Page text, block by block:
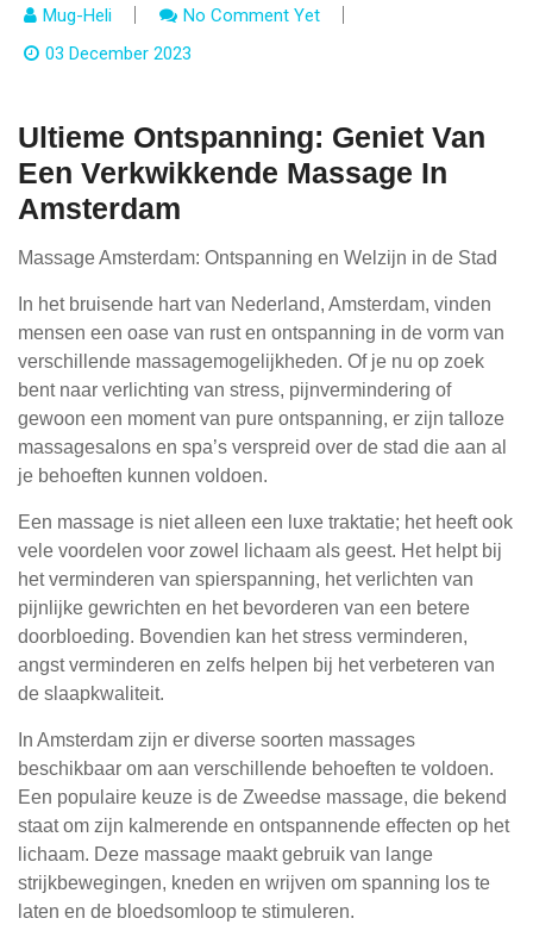
Mug-Heli
No Comment Yet
03 December 2023
Ultieme Ontspanning: Geniet Van
Een Verkwikkende Massage In
Amsterdam
Massage Amsterdam: Ontspanning en Welzijn in de Stad
In het bruisende hart van Nederland, Amsterdam, vinden
mensen een oase van rust en ontspanning in de vorm van
verschillende massagemogelijkheden. Of je nu op zoek
bent naar verlichting van stress, pijnvermindering of
gewoon een moment van pure ontspanning, er zijn talloze
massagesalons en spa’s verspreid over de stad die aan al
je behoeften kunnen voldoen.
Een massage is niet alleen een luxe traktatie; het heeft ook
vele voordelen voor zowel lichaam als geest. Het helpt bij
het verminderen van spierspanning, het verlichten van
pijnlijke gewrichten en het bevorderen van een betere
doorbloeding. Bovendien kan het stress verminderen,
angst verminderen en zelfs helpen bij het verbeteren van
de slaapkwaliteit.
In Amsterdam zijn er diverse soorten massages
beschikbaar om aan verschillende behoeften te voldoen.
Een populaire keuze is de Zweedse massage, die bekend
staat om zijn kalmerende en ontspannende effecten op het
lichaam. Deze massage maakt gebruik van lange
strijkbewegingen, kneden en wrijven om spanning los te
laten en de bloedsomloop te stimuleren.